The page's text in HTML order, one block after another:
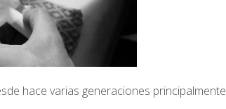
hace varias generaciones principalmente